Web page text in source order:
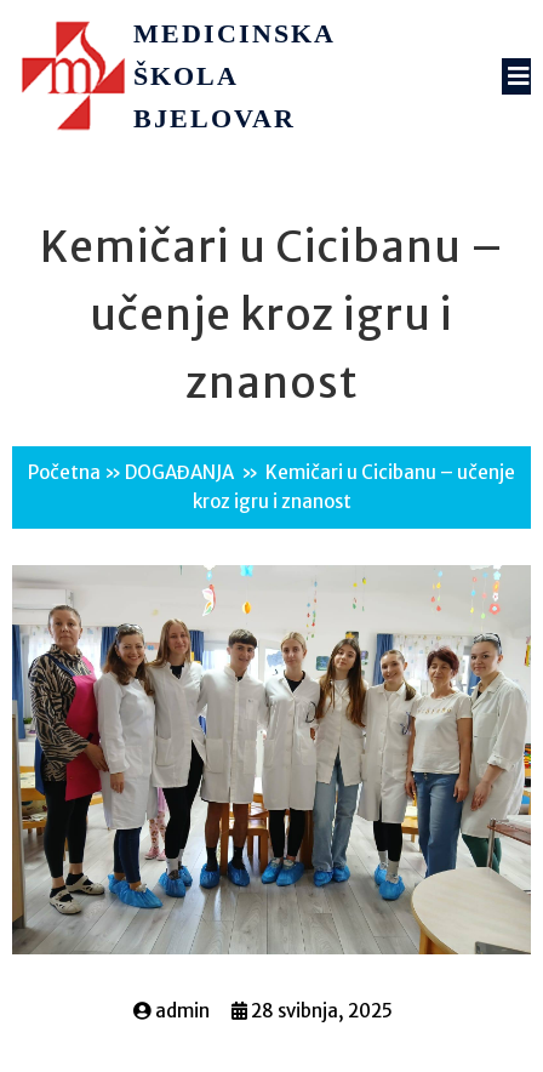
MEDICINSKA
ŠKOLA
BJELOVAR
Kemičari u Cicibanu –
učenje kroz igru i
znanost
Početna » DOGAĐANJA » Kemičari u Cicibanu – učenje
kroz igru i znanost
admin 28 svibnja, 2025